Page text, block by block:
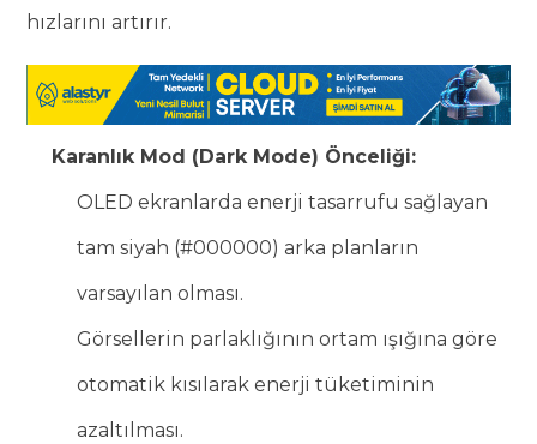
hızlarını artırır.
Karanlık Mod (Dark Mode) Önceliği:
OLED ekranlarda enerji tasarrufu sağlayan
tam siyah (#000000) arka planların
varsayılan olması.
Görsellerin parlaklığının ortam ışığına göre
otomatik kısılarak enerji tüketiminin
azaltılması.